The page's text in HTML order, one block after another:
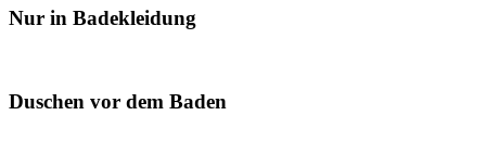
Nur in Badekleidung
Duschen vor dem Baden